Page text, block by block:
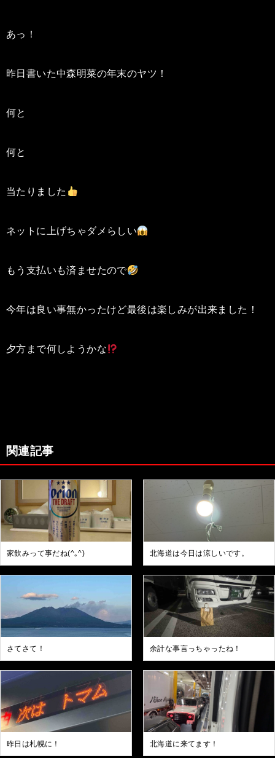
あっ！
昨日書いた中森明菜の年末のヤツ！
何と
何と
当たりました
ネットに上げちゃダメらしい
もう支払いも済ませたので
今年は良い事無かったけど最後は楽しみが出来ました！
夕方まで何しようかな
関連記事
家飲みって事だね(^｡^) 北海道は今日は涼しいです。
さてさて！ 余計な事言っちゃったね！
昨日は札幌に！ 北海道に来てます！